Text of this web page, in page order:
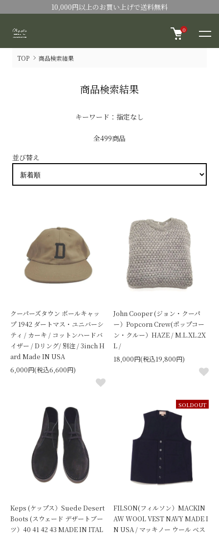
10,000円以上のお買い上げで送料無料
0
TOP 商品検索結果
商品検索結果
キーワード：指定なし
全499商品
並び替え
クーパーズタウン ボールキャッ
プ 1942 ダートマス・ユニバーシ
ティ / カーキ / コットンハードバ
イザー / Dリング/ 別注 / 3inch H
ard Made IN USA
6,000円(税込6,600円)
John Cooper (ジョン・クーパ
ー）Popcorn Crew(ポップコー
ン・クルー）HAZE / M.L.XL.2X
L /
18,000円(税込19,800円)
Keps (ケップス）Suede Desert
Boots (スウェード デザートブー
ツ）40 41 42 43 MADE IN ITAL
SOLDOUT
FILSON(フィルソン）MACKIN
AW WOOL VEST NAVY MADE I
N USA / マッキノー ウール ベス